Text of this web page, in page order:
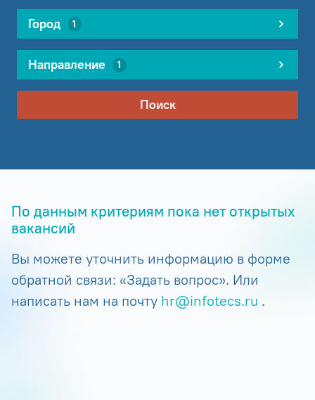
Город 1
Направление 1
Поиск
По данным критериям пока нет открытых
вакансий
Вы можете уточнить информацию в форме
обратной связи: «Задать вопрос». Или
написать нам на почту hr@infotecs.ru .